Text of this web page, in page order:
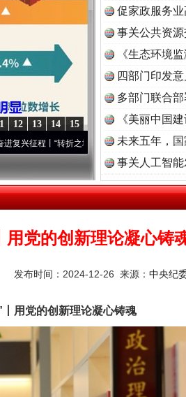
15
14
13
12
“转折之城”激荡..·[视频] 牢记初心使命 奋进复兴
促家政服务
事关公共资
《生态环境
读
四部门印发
多部门联合
《美丽中国
未来五年，
事关人工智
用党的创新理论凝心铸
发布时间：2024-12-26 来源： 中央纪
用党的创新理论凝心铸魂
“炒上天”